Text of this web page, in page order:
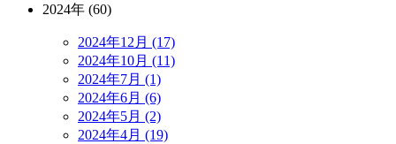
2024年 (60)
2024年12月 (17)
2024年10月 (11)
2024年7月 (1)
2024年6月 (6)
2024年5月 (2)
2024年4月 (19)